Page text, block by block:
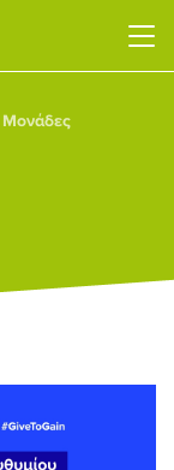
Μονάδες